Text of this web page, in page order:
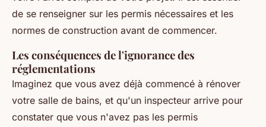
de se renseigner sur les permis nécessaires et les
normes de construction avant de commencer.
Les conséquences de l'ignorance des
réglementations
Imaginez que vous avez déjà commencé à rénover
votre salle de bains, et qu'un inspecteur arrive pour
constater que vous n'avez pas les permis